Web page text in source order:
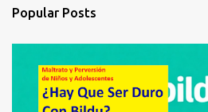
Popular Posts